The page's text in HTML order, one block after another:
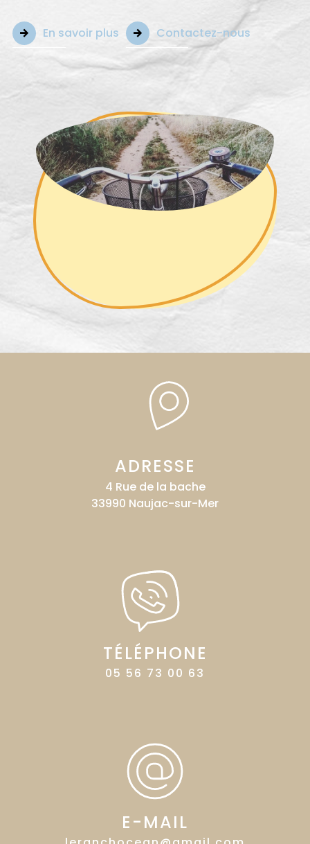
En savoir plus Contactez-nous
ADRESSE
4 Rue de la bache
33990 Naujac-sur-Mer
TÉLÉPHONE
05 56 73 00 63
E-MAIL